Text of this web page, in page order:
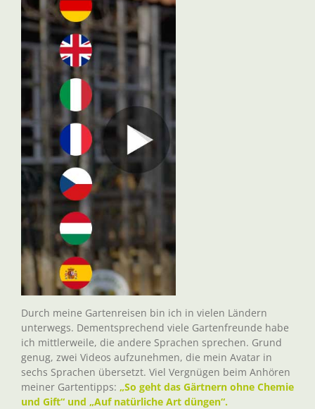
Durch meine Gartenreisen bin ich in vielen Ländern
unterwegs. Dementsprechend viele Gartenfreunde habe
ich mittlerweile, die andere Sprachen sprechen. Grund
genug, zwei Videos aufzunehmen, die mein Avatar in
sechs Sprachen übersetzt. Viel Vergnügen beim Anhören
meiner Gartentipps: „So geht das Gärtnern ohne Chemie
und Gift“ und „Auf natürliche Art düngen“.